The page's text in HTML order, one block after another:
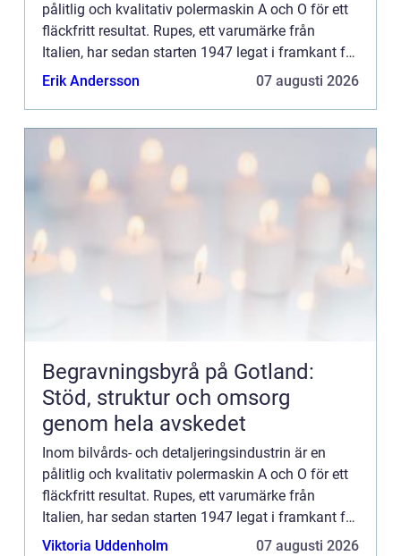
pålitlig och kvalitativ polermaskin A och O för ett
fläckfritt resultat. Rupes, ett varumärke från
Italien, har sedan starten 1947 legat i framkant för
innovati...
Erik Andersson 07 augusti 2026
Begravningsbyrå på Gotland:
Stöd, struktur och omsorg
genom hela avskedet
Inom bilvårds- och detaljeringsindustrin är en
pålitlig och kvalitativ polermaskin A och O för ett
fläckfritt resultat. Rupes, ett varumärke från
Italien, har sedan starten 1947 legat i framkant för
innovati...
Viktoria Uddenholm 07 augusti 2026